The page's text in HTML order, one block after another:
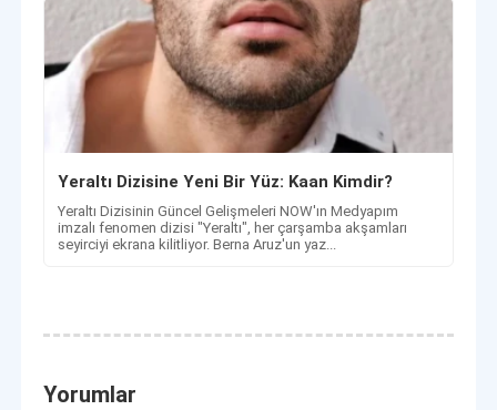
Yeraltı Dizisine Yeni Bir Yüz: Kaan Kimdir?
Yeraltı Dizisinin Güncel Gelişmeleri NOW'ın Medyapım
imzalı fenomen dizisi "Yeraltı", her çarşamba akşamları
seyirciyi ekrana kilitliyor. Berna Aruz'un yaz...
Yorumlar